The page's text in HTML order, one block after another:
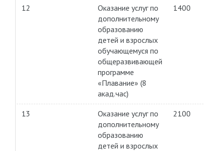
12
Оказание услуг по
дополнительному
образованию
детей и взрослых
обучающемуся по
общеразвивающей
программе
«Плавание» (8
акад.час)
1400
13
Оказание услуг по
дополнительному
образованию
детей и взрослых
2100